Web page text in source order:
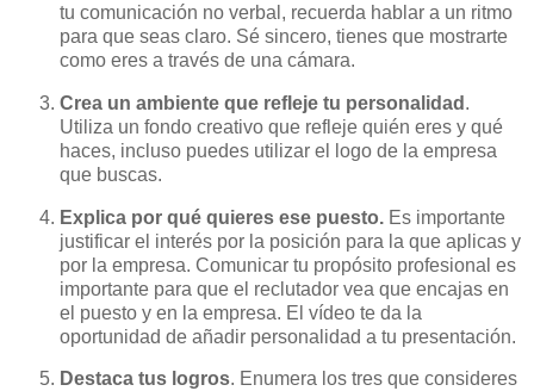
tu comunicación no verbal, recuerda hablar a un ritmo
para que seas claro. Sé sincero, tienes que mostrarte
como eres a través de una cámara.
Crea un ambiente que refleje tu personalidad .
Utiliza un fondo creativo que refleje quién eres y qué
haces, incluso puedes utilizar el logo de la empresa
que buscas.
Explica por qué quieres ese puesto. Es importante
justificar el interés por la posición para la que aplicas y
por la empresa. Comunicar tu propósito profesional es
importante para que el reclutador vea que encajas en
el puesto y en la empresa. El vídeo te da la
oportunidad de añadir personalidad a tu presentación.
Destaca tus logros. Enumera los tres que consideres